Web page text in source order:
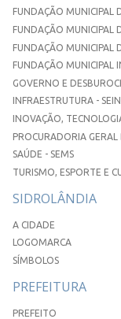
FUNDAÇÃO MUNICIPAL
FUNDAÇÃO MUNICIPAL
FUNDAÇÃO MUNICIPAL
FUNDAÇÃO MUNICIPAL
GOVERNO E
INFRAESTRUTURA -
INOVAÇÃO,
PROCURADORIA
SAÚDE - SEMS
TURISMO, ESPORTE E
SIDROLÂNDIA
A CIDADE
LOGOMARCA
SÍMBOLOS
PREFEITURA
PREFEITO